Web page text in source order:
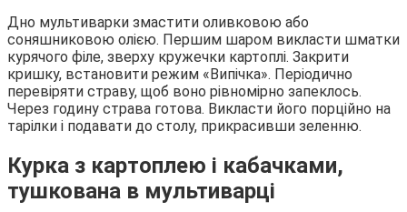
Дно мультиварки змастити оливковою або
соняшниковою олією. Першим шаром викласти шматки
курячого філе, зверху кружечки картоплі. Закрити
кришку, встановити режим «Випічка». Періодично
перевіряти страву, щоб воно рівномірно запеклось.
Через годину страва готова. Викласти його порційно на
тарілки і подавати до столу, прикрасивши зеленню.
Курка з картоплею і кабачками,
тушкована в мультиварці